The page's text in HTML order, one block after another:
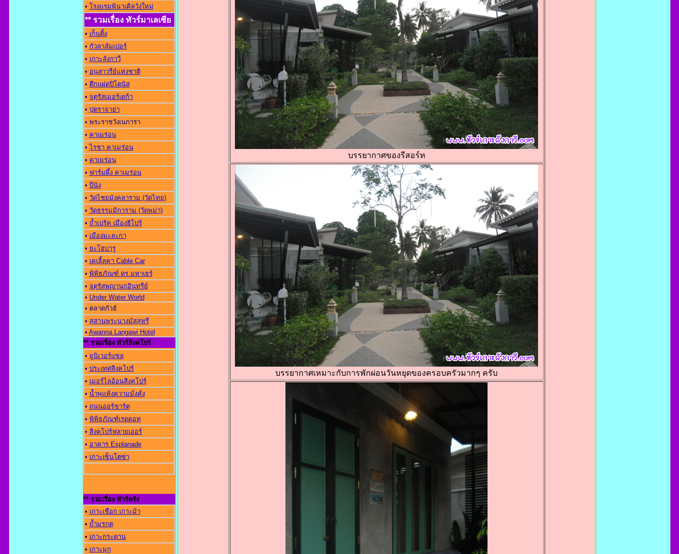
• โรงแรมพินาเคิลวังใหม่
** รวมเรื่อง ทัวร์มาเลเซีย
• เก็นติ้ง
• กัวลาลัมเปอร์
• เกาะลังกาวี
• อนุสาวรีย์แห่งชาต
• ตึกแฝดปิโตนัส
• จตุรัสเมอร์เดก้า
• ปุตราจาย่า
• พระราชวังเนการา
• คาเมร่อน
•ไรชา คาเมร่อน
• คาเมร่อน
• ฟาร์มผึ้ง คาเมร่อน
• ปีนัง
• วัดไชยมังคลาราม (วัดไทย)
• วัดธรรมมิการาม (วัดพม่า)
• ถ้ำเปรัค เมืองฮิโปร์
• เมืองมะละกา
• ยะโฮบารู
• เคเลิ้ลคา Cable Car
• พิพิธภัณฑ์ ดร.มหาเธร์
• จตุรัสพญานกอินทรีย์
• Under Water World
• ตลาดกัวฮ์
• สุสานพระนางมัสสุหรี
• Awanna Langawi Hotel
** รวมเรื่อง ทัวร์สิงคโปร์
• ยูนิเวอร์แซล
• ประเทศสิงคโปร์
• เมอร์ไลอ้อนสิงคโปร์
• น้ำพุแห้งความมั่งคั่ง
• ถนนออร์ชาร์ต
• พิพิธภัณฑ์เรดดอท
• สิงคโปร์ฟลายเออร์
• อาคาร Esplanade
• เกาะเซ็นโตซ่า
** รวมเรื่อง ทัวร์ตรัง
• เกาะเชือก เกาะม้า
• ถ้ำมรกต
• เกาะกระดาน
• เกาะมุก
บรรยากาศของรีสอร์ท
บรรยากาศเหมาะกับการพักผ่อนวันหยุดของครอบครัวมากๆ ครับ